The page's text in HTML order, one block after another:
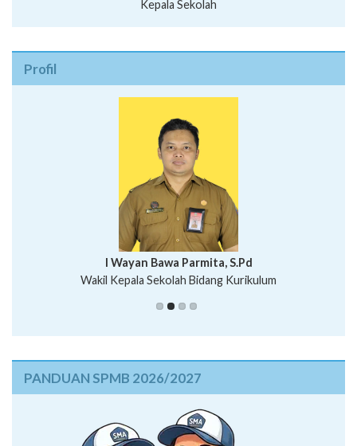
Kepala Sekolah
Profil
Putu Suhartana, S.Pd.
I Wayan Bawa Parmita, S.Pd
Wakil Kepala Sekolah Bidang Kurikulum
I Wayan Gede Aditya Pratita, S.Pd., M.Sn
Ni Wayan Nopi Sutantri, S.Pd.
PANDUAN SPMB 2026/2027